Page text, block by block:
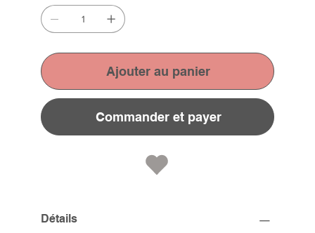
Ajouter au panier
Commander et payer
Détails